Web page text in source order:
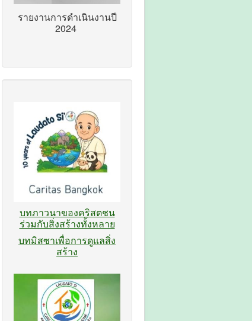
รายงานการดำเนินงานปี
2024
บทภาวนาของคริสตชน
ร่วมกับสิ่งสร้างทั้งหลาย
บทมิสซาเพื่อการดูแลสิ่ง
สร้าง